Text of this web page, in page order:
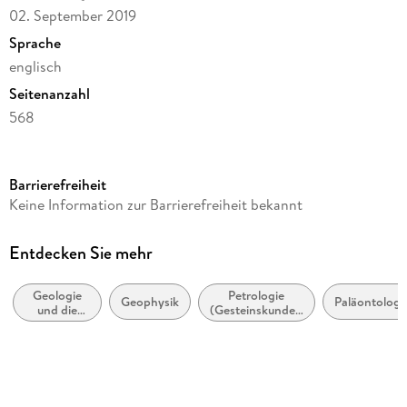
02. September 2019
Sprache
englisch
Seitenanzahl
568
Herausgegeben von
Verlag/Hersteller
Produktart
gebunden
Barrierefreiheit
Keine Information zur Barrierefreiheit bekannt
Entdecken Sie mehr
Geologie
und die
Lithosphäre
Geophysik
Petrologie
(Gesteinskunde),
Petrografie und